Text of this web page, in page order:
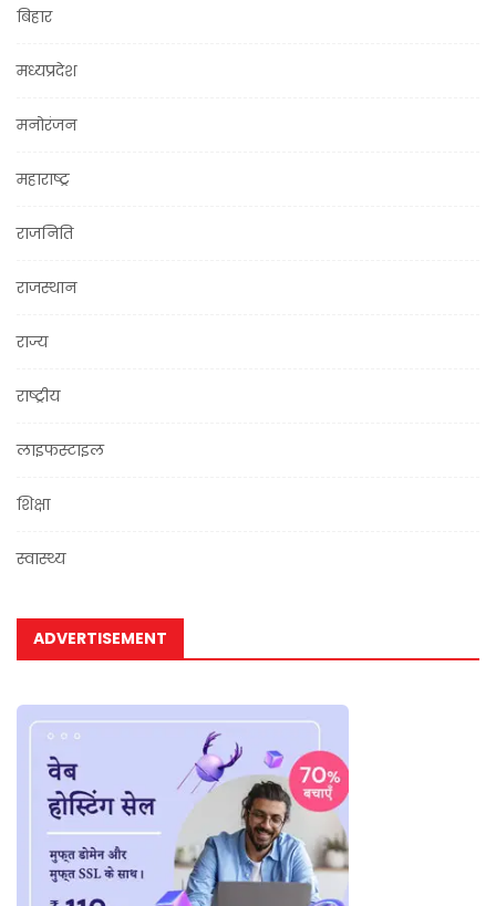
बिहार
मध्यप्रदेश
मनोरंजन
महाराष्ट्र
राजनिति
राजस्थान
राज्य
राष्ट्रीय
लाइफस्टाइल
शिक्षा
स्वास्थ्य
ADVERTISEMENT